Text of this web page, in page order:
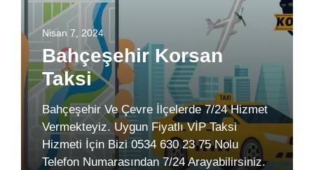
Nisan 7, 2024
Bahçeşehir Korsan
Taksi
Bahçeşehir Ve Çevre İlçelerde 7/24 Hizmet
Vermekteyiz. Uygun Fiyatlı VİP Taksi
Hizmeti İçin Bizi 0534 630 23 75 Nolu
Telefon Numarasından 7/24 Arayabilirsiniz.